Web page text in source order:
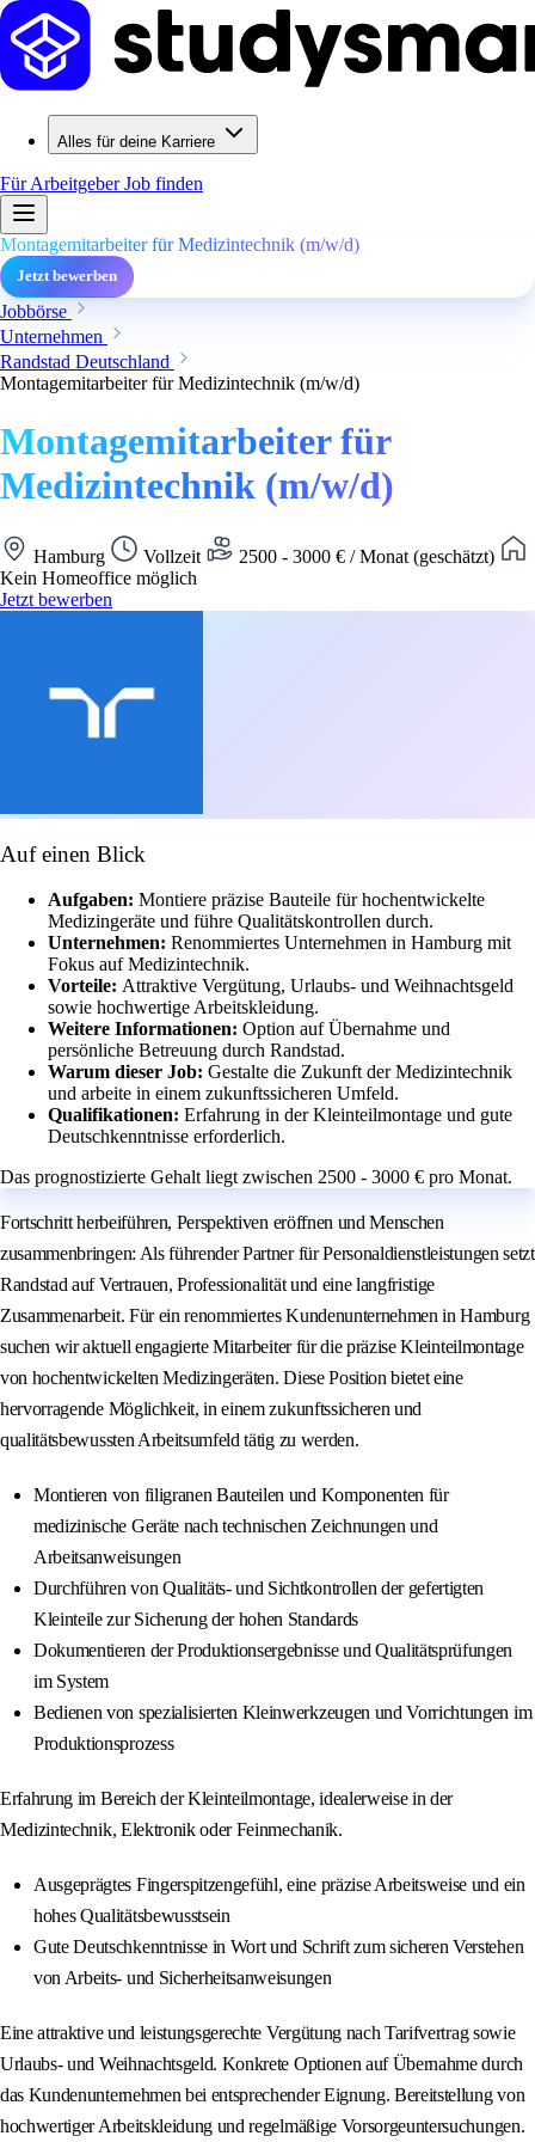
Alles für deine Karriere
Für ArbeitgeberJob finden
Montagemitarbeiter für Medizintechnik (m/w/d)
Jetzt bewerben
Jobbörse
Unternehmen
Randstad Deutschland
Montagemitarbeiter für Medizintechnik (m/w/d)
Montagemitarbeiter für
Medizintechnik (m/w/d)
Hamburg Vollzeit
2500 - 3000 € / Monat (geschätzt)
Kein Homeoffice möglich
Jetzt bewerben
Auf einen Blick
Aufgaben: Montiere präzise Bauteile für hochentwickelte
Medizingeräte und führe Qualitätskontrollen durch.
Unternehmen: Renommiertes Unternehmen in Hamburg mit
Fokus auf Medizintechnik.
Vorteile: Attraktive Vergütung, Urlaubs- und Weihnachtsgeld
sowie hochwertige Arbeitskleidung.
Weitere Informationen: Option auf Übernahme und
persönliche Betreuung durch Randstad.
Warum dieser Job: Gestalte die Zukunft der Medizintechnik
und arbeite in einem zukunftssicheren Umfeld.
Qualifikationen: Erfahrung in der Kleinteilmontage und gute
Deutschkenntnisse erforderlich.
Das prognostizierte Gehalt liegt zwischen 2500 - 3000 € pro Monat.
Fortschritt herbeiführen, Perspektiven eröffnen und Menschen
zusammenbringen: Als führender Partner für Personaldienstleistungen setzt
Randstad auf Vertrauen, Professionalität und eine langfristige
Zusammenarbeit. Für ein renommiertes Kundenunternehmen in Hamburg
suchen wir aktuell engagierte Mitarbeiter für die präzise Kleinteilmontage
von hochentwickelten Medizingeräten. Diese Position bietet eine
hervorragende Möglichkeit, in einem zukunftssicheren und
qualitätsbewussten Arbeitsumfeld tätig zu werden.
Montieren von filigranen Bauteilen und Komponenten für
medizinische Geräte nach technischen Zeichnungen und
Arbeitsanweisungen
Durchführen von Qualitäts- und Sichtkontrollen der gefertigten
Kleinteile zur Sicherung der hohen Standards
Dokumentieren der Produktionsergebnisse und Qualitätsprüfungen
im System
Bedienen von spezialisierten Kleinwerkzeugen und Vorrichtungen im
Produktionsprozess
Erfahrung im Bereich der Kleinteilmontage, idealerweise in der
Medizintechnik, Elektronik oder Feinmechanik.
Ausgeprägtes Fingerspitzengefühl, eine präzise Arbeitsweise und ein
hohes Qualitätsbewusstsein
Gute Deutschkenntnisse in Wort und Schrift zum sicheren Verstehen
von Arbeits- und Sicherheitsanweisungen
Eine attraktive und leistungsgerechte Vergütung nach Tarifvertrag sowie
Urlaubs- und Weihnachtsgeld. Konkrete Optionen auf Übernahme durch
das Kundenunternehmen bei entsprechender Eignung. Bereitstellung von
hochwertiger Arbeitskleidung und regelmäßige Vorsorgeuntersuchungen.